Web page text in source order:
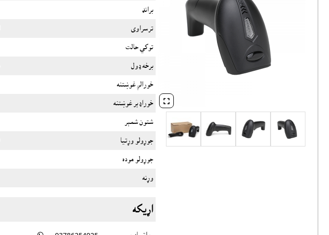

برانډ
ترسراوى
توکي حالت
برخه ډول
خورالږ غوښتنه
خوراډېر غوښتنه
شتون شمېر
جوړولو وړتيا
جوړولو موده
وړنه
اړيکه